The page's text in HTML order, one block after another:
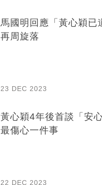
馬國明回應「黃心穎已
再周旋落
23 DEC 2023
黃心穎4年後首談「安
最傷心一件事
22 DEC 2023